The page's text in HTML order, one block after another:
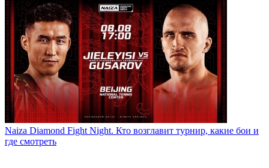
Naiza Diamond Fight Night. Кто возглавит турнир, какие бои и
где смотреть